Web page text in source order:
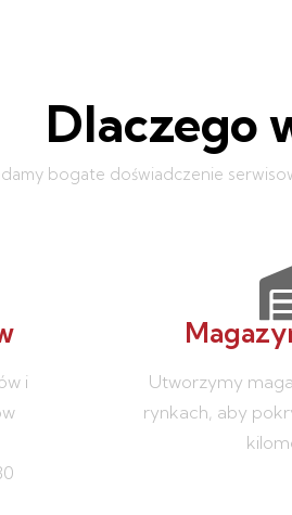
Dlaczego
bogate doświadczenie
i
Utworzymy
rynkach, aby